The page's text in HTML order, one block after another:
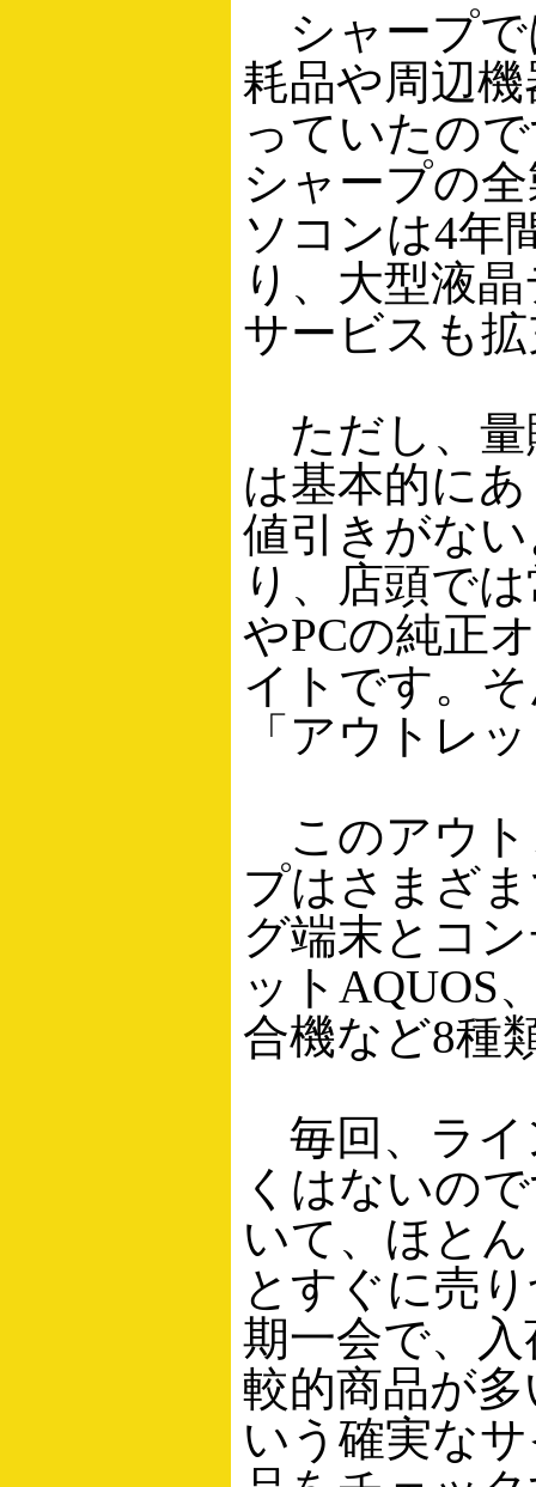
シャープで
耗品や周辺
っていたの
シャープの
ソコンは4年
り、大型液
サービスも
ただし、量
は基本的に
値引きがな
り、店頭で
やPCの純正
イトです。
「アウトレ
このアウト
プはさまざ
グ端末とコ
ットAQUOS
合機など8種
毎回、ライ
くはないの
いて、ほと
とすぐに売
期一会で、
較的商品が
いう確実な